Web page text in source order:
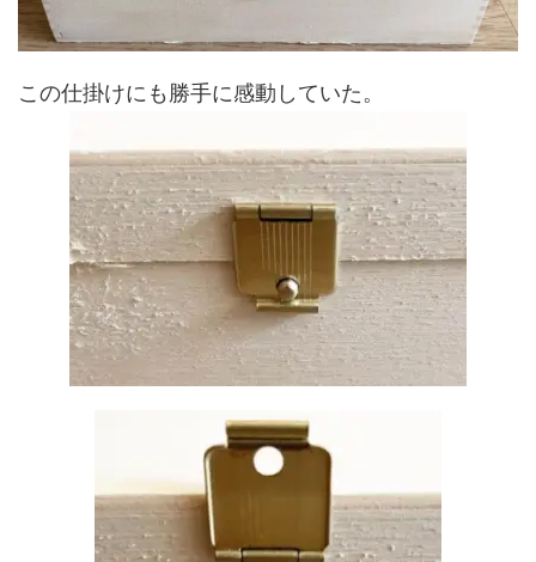
この仕掛けにも勝手に感動していた。